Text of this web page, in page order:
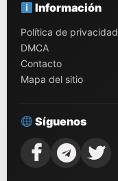
Información
Política de privacidad
DMCA
Contacto
Mapa del sitio
Síguenos